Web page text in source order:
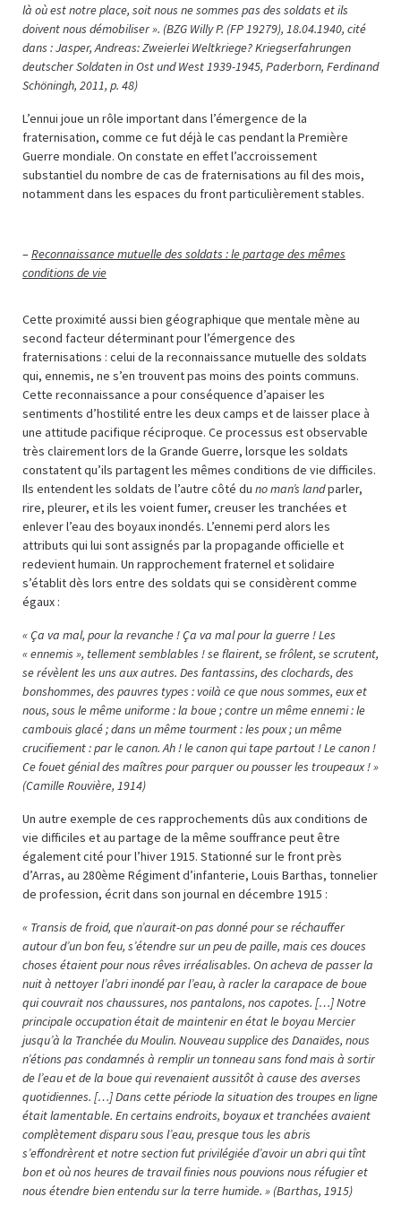
là où est notre place, soit nous ne sommes pas des soldats et ils
doivent nous démobiliser ». (BZG Willy P. (FP 19279), 18.04.1940, cité
dans : Jasper, Andreas: Zweierlei Weltkriege? Kriegserfahrungen
deutscher Soldaten in Ost und West 1939-1945, Paderborn, Ferdinand
Schöningh, 2011, p. 48)
L’ennui joue un rôle important dans l’émergence de la
fraternisation, comme ce fut déjà le cas pendant la Première
Guerre mondiale. On constate en effet l’accroissement
substantiel du nombre de cas de fraternisations au fil des mois,
notamment dans les espaces du front particulièrement stables.
–Reconnaissance mutuelle des soldats : le partage des mêmes
conditions de vie
Cette proximité aussi bien géographique que mentale mène au
second facteur déterminant pour l’émergence des
fraternisations : celui de la reconnaissance mutuelle des soldats
qui, ennemis, ne s’en trouvent pas moins des points communs.
Cette reconnaissance a pour conséquence d’apaiser les
sentiments d’hostilité entre les deux camps et de laisser place à
une attitude pacifique réciproque. Ce processus est observable
très clairement lors de la Grande Guerre, lorsque les soldats
constatent qu’ils partagent les mêmes conditions de vie difficiles.
Ils entendent les soldats de l’autre côté du no man’s landparler,
rire, pleurer, et ils les voient fumer, creuser les tranchées et
enlever l’eau des boyaux inondés. L’ennemi perd alors les
attributs qui lui sont assignés par la propagande officielle et
redevient humain. Un rapprochement fraternel et solidaire
s’établit dès lors entre des soldats qui se considèrent comme
égaux :
« Ça va mal, pour la revanche ! Ça va mal pour la guerre ! Les
« ennemis », tellement semblables ! se flairent, se frôlent, se scrutent,
se révèlent les uns aux autres. Des fantassins, des clochards, des
bonshommes, des pauvres types : voilà ce que nous sommes, eux et
nous, sous le même uniforme : la boue ; contre un même ennemi : le
cambouis glacé ; dans un même tourment : les poux ; un même
crucifiement : par le canon. Ah ! le canon qui tape partout ! Le canon !
Ce fouet génial des maîtres pour parquer ou pousser les troupeaux ! »
(Camille Rouvière, 1914)
Un autre exemple de ces rapprochements dûs aux conditions de
vie difficiles et au partage de la même souffrance peut être
également cité pour l’hiver 1915. Stationné sur le front près
d’Arras, au 280ème Régiment d’infanterie, Louis Barthas, tonnelier
de profession, écrit dans son journal en décembre 1915 :
« Transis de froid, que n’aurait-on pas donné pour se réchauffer
autour d’un bon feu, s’étendre sur un peu de paille, mais ces douces
choses étaient pour nous rêves irréalisables. On acheva de passer la
nuit à nettoyer l’abri inondé par l’eau, à racler la carapace de boue
qui couvrait nos chaussures, nos pantalons, nos capotes. […] Notre
principale occupation était de maintenir en état le boyau Mercier
jusqu’à la Tranchée du Moulin. Nouveau supplice des Danaïdes, nous
n’étions pas condamnés à remplir un tonneau sans fond mais à sortir
de l’eau et de la boue qui revenaient aussitôt à cause des averses
quotidiennes. […] Dans cette période la situation des troupes en ligne
était lamentable. En certains endroits, boyaux et tranchées avaient
complètement disparu sous l’eau, presque tous les abris
s’effondrèrent et notre section fut privilégiée d’avoir un abri qui tînt
bon et où nos heures de travail finies nous pouvions nous réfugier et
nous étendre bien entendu sur la terre humide. » (Barthas, 1915)